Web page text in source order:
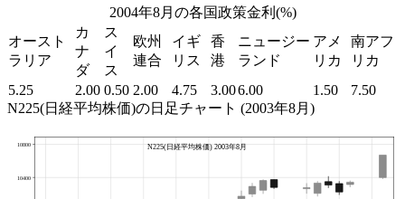
2004年8月の各国政策金利(%)
オースト
ラリア
カ
ナ
ダ
ス
イ
ス
欧州
連合
イギ
リス
香
港
ニュージー
ランド
アメ
リカ
南アフ
リカ
5.25
2.00 0.50 2.00 4.75 3.006.00 1.50
7.50
N225(日経平均株価)の日足チャート (2003年8月)